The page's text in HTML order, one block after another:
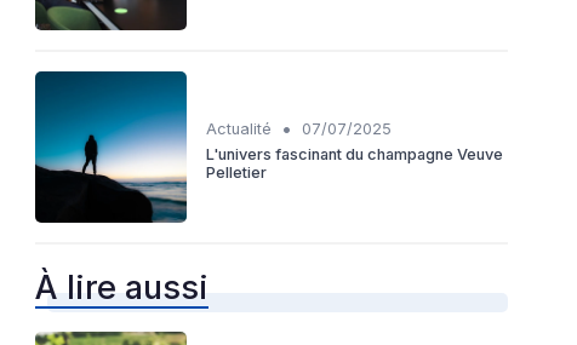
Actualité •
07/07/2025
L'univers fascinant du champagne Veuve
Pelletier
À lire aussi